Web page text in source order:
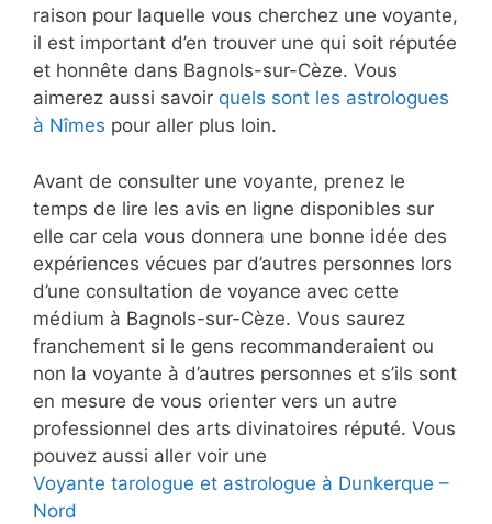
raison pour laquelle vous cherchez une voyante,
il est important d’en trouver une qui soit réputée
et honnête dans Bagnols-sur-Cèze. Vous
aimerez aussi savoir quels sont les astrologues
à Nîmes pour aller plus loin.
Avant de consulter une voyante, prenez le
temps de lire les avis en ligne disponibles sur
elle car cela vous donnera une bonne idée des
expériences vécues par d’autres personnes lors
d’une consultation de voyance avec cette
médium à Bagnols-sur-Cèze. Vous saurez
franchement si le gens recommanderaient ou
non la voyante à d’autres personnes et s’ils sont
en mesure de vous orienter vers un autre
professionnel des arts divinatoires réputé. Vous
pouvez aussi aller voir une
Voyante tarologue et astrologue à Dunkerque –
Nord